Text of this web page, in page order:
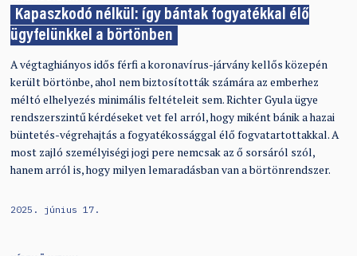
Kapaszkodó nélkül: így bántak fogyatékkal élő
ügyfelünkkel a börtönben
A végtaghiányos idős férfi a koronavírus-járvány kellős közepén
került börtönbe, ahol nem biztosították számára az emberhez
méltó elhelyezés minimális feltételeit sem. Richter Gyula ügye
rendszerszintű kérdéseket vet fel arról, hogy miként bánik a hazai
büntetés-végrehajtás a fogyatékossággal élő fogvatartottakkal. A
most zajló személyiségi jogi pere nemcsak az ő sorsáról szól,
hanem arról is, hogy milyen lemaradásban van a börtönrendszer.
2025. június 17.